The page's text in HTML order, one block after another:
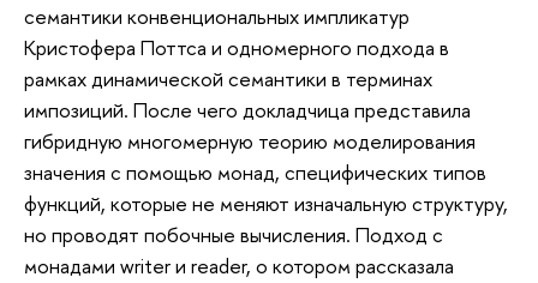
семантики конвенциональных импликатур
Кристофера Поттса и одномерного подхода в
рамках динамической семантики в терминах
импозиций. После чего докладчица представила
гибридную многомерную теорию моделирования
значения с помощью монад, специфических типов
функций, которые не меняют изначальную структуру,
но проводят побочные вычисления. Подход с
монадами writer и reader, о котором рассказала